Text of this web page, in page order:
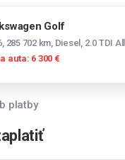
Golf
285 702 km, Diesel, 2.0 TDI
auta: 6 300 €
platby
mesačnú splátku
Mesačná splátka
cesta 14084/179, 974
SR a.s., Cesta na